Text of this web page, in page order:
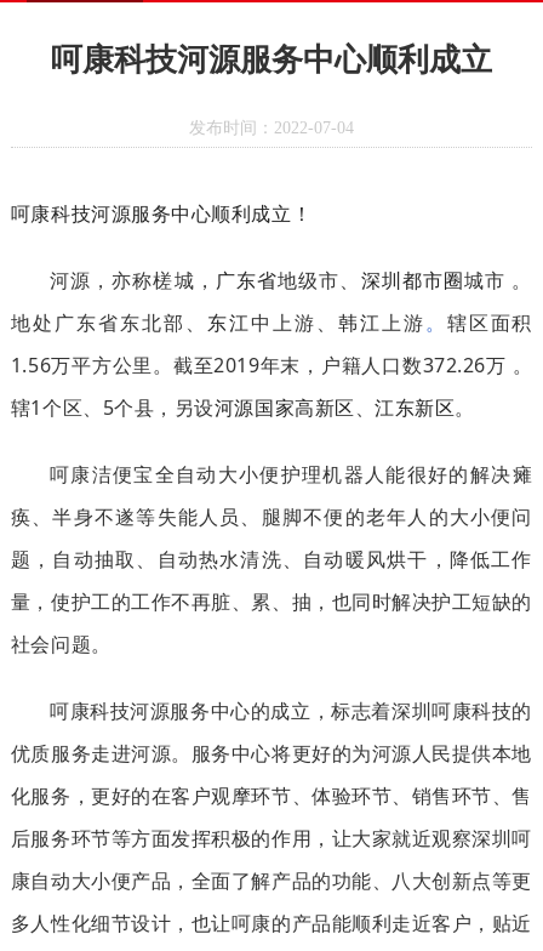
呵康科技河源服务中心顺利成立
发布时间：2022-07-04
呵康科技河源服务中心顺利成立！
河源，亦称槎城， 广东省地级市、 深圳都市圈城市 。
地处广东省东北部、 东江中上游、 韩江上游。 辖区面积
1.56万平方公里。截至2019年末，户籍人口数372.26万 。
辖1个区、5个县，另设河源国家高新区、江东新区。
呵康洁便宝全自动大小便护理机器人能很好的解决瘫
痪、半身不遂等失能人员、腿脚不便的老年人的大小便问
题，自动抽取、自动热水清洗、自动暖风烘干，降低工作
量，使护工的工作不再脏、累、抽，也同时解决护工短缺的
社会问题。
呵康科技河源服务中心的成立，标志着深圳呵康科技的
优质服务走进河源。服务中心将更好的为河源人民提供本地
化服务，更好的在客户观摩环节、体验环节、销售环节、售
后服务环节等方面发挥积极的作用，让大家就近观察深圳呵
康自动大小便产品，全面了解产品的功能、八大创新点等更
多人性化细节设计，也让呵康的产品能顺利走近客户，贴近